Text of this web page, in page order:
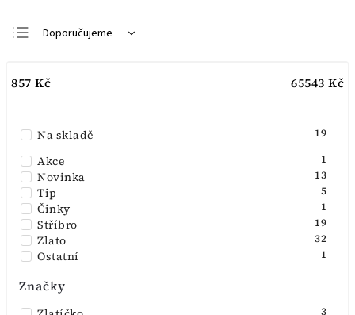
Doporučujeme
Nejdražší
Abecedně
857 Kč 65543 Kč
Na skladě 19
Akce 1
Novinka 13
Tip 5
Činky 1
Stříbro 19
Zlato 32
Ostatní 1
Značky
3